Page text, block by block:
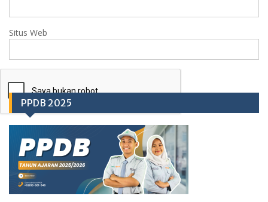
Situs Web
PPDB 2025